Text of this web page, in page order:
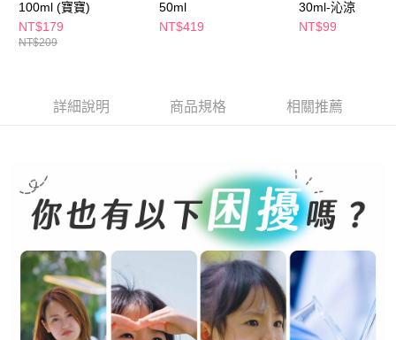
100ml (寶寶)
NT$179
NT$209
50ml
NT$419
30ml-沁涼
NT$99
詳細說明 商品規格 相關推薦